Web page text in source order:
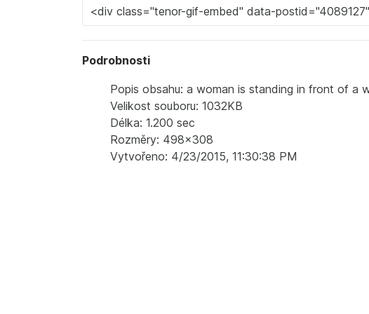
Podrobnosti
Popis obsahu: a woman is standing in front of
Velikost souboru: 1032KB
Délka: 1.200 sec
Rozměry: 498x308
Vytvořeno: 4/23/2015, 11:30:38 PM